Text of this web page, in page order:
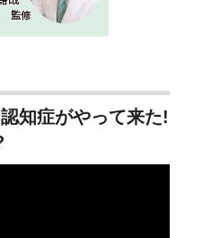
知症がやって来た!